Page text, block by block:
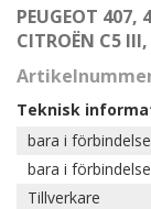
PEUGEOT 407,
CITROËN C5
Teknisk
bara i
bara i
Tillverkare